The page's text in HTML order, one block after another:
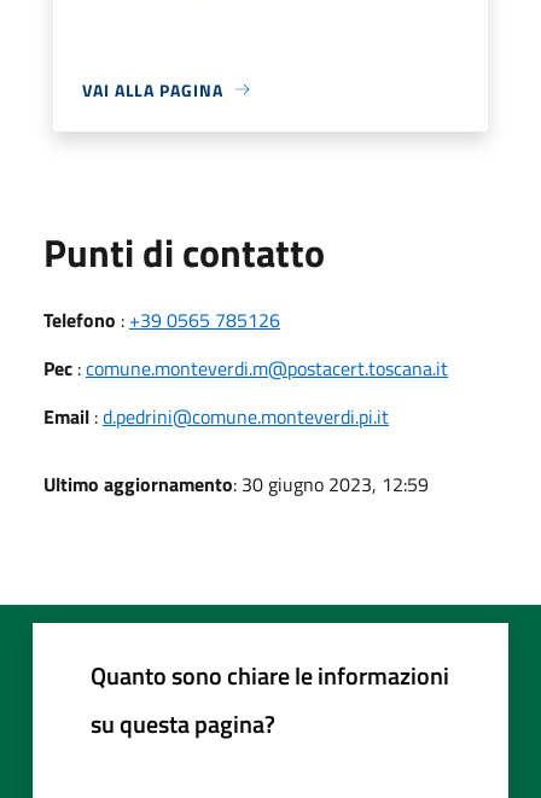
VAI ALLA PAGINA
Punti di contatto
Telefono : +39 0565 785126
Pec :comune.monteverdi.m@postacert.toscana.it
Email :d.pedrini@comune.monteverdi.pi.it
Ultimo aggiornamento: 30 giugno 2023, 12:59
Quanto sono chiare le informazioni
su questa pagina?